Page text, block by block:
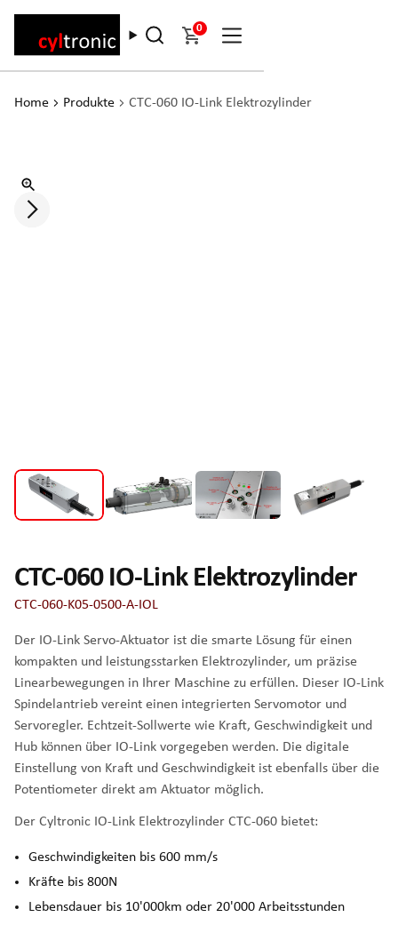
0
Home Produkte CTC-060 IO-Link Elektrozylinder
CTC-060 IO-Link Elektrozylinder
CTC-060-K05-0500-A-IOL
Der IO-Link Servo-Aktuator ist die smarte Lösung für einen
kompakten und leistungsstarken Elektrozylinder, um präzise
Linearbewegungen in Ihrer Maschine zu erfüllen. Dieser IO-Link
Spindelantrieb vereint einen integrierten Servomotor und
Servoregler. Echtzeit-Sollwerte wie Kraft, Geschwindigkeit und
Hub können über IO-Link vorgegeben werden. Die digitale
Einstellung von Kraft und Geschwindigkeit ist ebenfalls über die
Potentiometer direkt am Aktuator möglich.
Der Cyltronic IO-Link Elektrozylinder CTC-060 bietet:
Geschwindigkeiten bis 600 mm/s
Kräfte bis 800N
Lebensdauer bis 10'000km oder 20'000 Arbeitsstunden